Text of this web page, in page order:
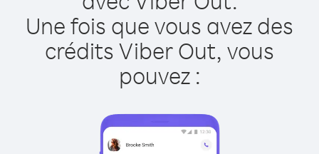
Une fois que vous avez des
crédits Viber Out, vous
pouvez :